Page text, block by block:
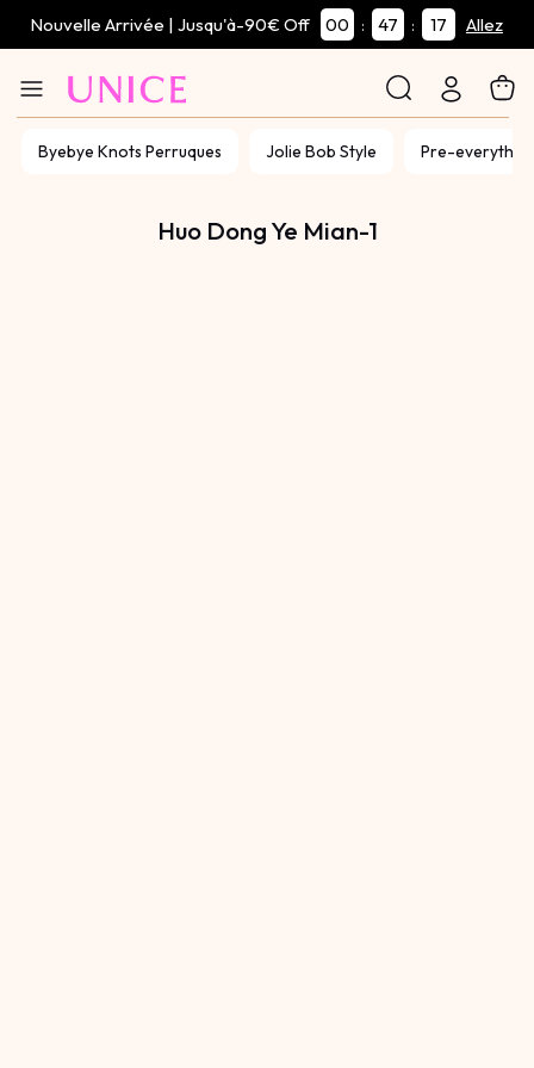
Nouvelle Arrivée | Jusqu'à-90€ Off 00 : 47 : 17 Allez
Byebye Knots Perruques Jolie Bob Style Pre-
Huo Dong Ye Mian-1